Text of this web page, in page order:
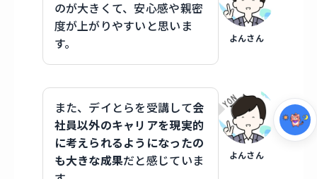
よんさん
のが大きくて、安心感や親密
度が上がりやすいと思いま
す。
よんさん
また、デイとらを受講して会
社員以外のキャリアを現実的
に考えられるようになったの
も大きな成果だと感じていま
集中モード